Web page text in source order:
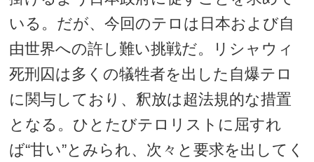
いる。だが、今回のテロは日本および自
由世界への許し難い挑戦だ。リシャウィ
死刑囚は多くの犠牲者を出した自爆テロ
に関与しており、釈放は超法規的な措置
となる。ひとたびテロリストに屈すれ
ば“甘い”とみられ、次々と要求を出してく